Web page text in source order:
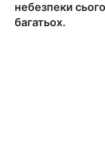
небезпеки
багатьох.